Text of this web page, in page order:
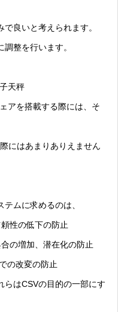
良いと考えられます。
整を行います。
天秤
アを搭載する際には、そ
にはあまりありえません
ムに求めるのは、
性の低下の防止
の増加、潜在化の防止
の改変の防止
らはCSVの目的の一部にす